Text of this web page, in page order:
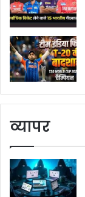
व्यापर